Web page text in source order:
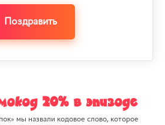
Поздравить
20% в эпизоде
мы назвали кодовое слово, которое